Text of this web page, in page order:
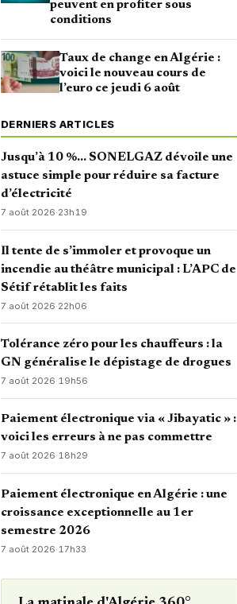
peuvent en profiter sous
conditions
Taux de change en Algérie :
voici le nouveau cours de
l’euro ce jeudi 6 août
DERNIERS ARTICLES
Jusqu’à 10 %… SONELGAZ dévoile une
astuce simple pour réduire sa facture
d’électricité
7 août 2026·23h19
Il tente de s’immoler et provoque un
incendie au théâtre municipal : L’APC de
Sétif rétablit les faits
7 août 2026·22h06
Tolérance zéro pour les chauffeurs : la
GN généralise le dépistage de drogues
7 août 2026·19h56
Paiement électronique via « Jibayatic » :
voici les erreurs à ne pas commettre
7 août 2026·18h29
Paiement électronique en Algérie : une
croissance exceptionnelle au 1er
semestre 2026
7 août 2026· 17h33